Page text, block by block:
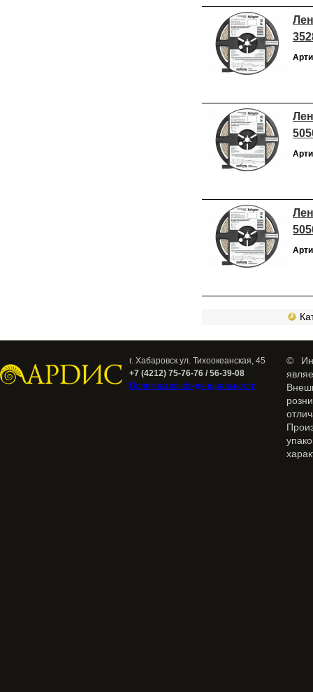
г. Хабаровск ул. Тихоокеанская, 45
+7 (4212) 75-76-76 / 56-39-08
Политика конфиденциальности
©